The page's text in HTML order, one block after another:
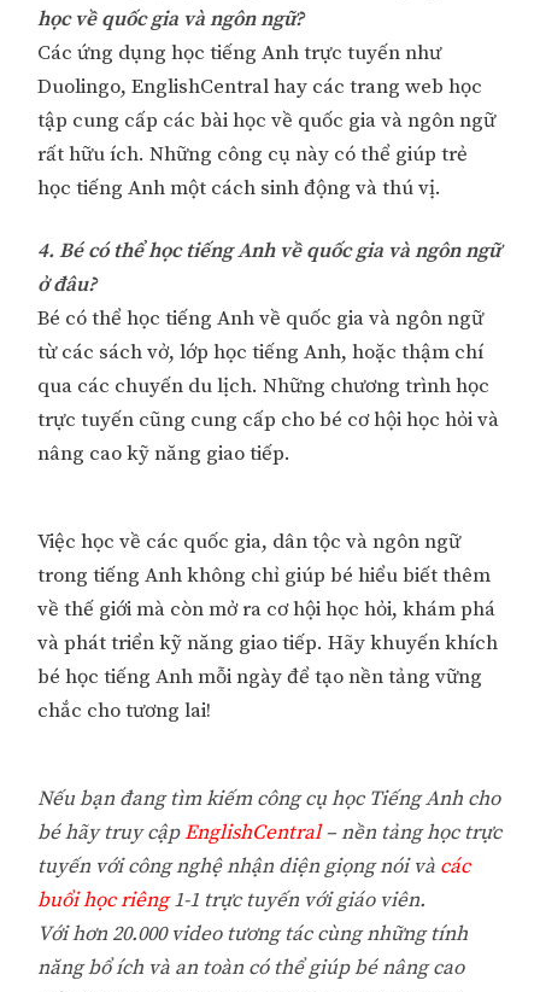
học về quốc gia và ngôn ngữ?
Các ứng dụng học tiếng Anh trực tuyến như
Duolingo, EnglishCentral hay các trang web học
tập cung cấp các bài học về quốc gia và ngôn ngữ
rất hữu ích. Những công cụ này có thể giúp trẻ
học tiếng Anh một cách sinh động và thú vị.
4. Bé có thể học tiếng Anh về quốc gia và ngôn ngữ
ở đâu?
Bé có thể học tiếng Anh về quốc gia và ngôn ngữ
từ các sách vở, lớp học tiếng Anh, hoặc thậm chí
qua các chuyến du lịch. Những chương trình học
trực tuyến cũng cung cấp cho bé cơ hội học hỏi và
nâng cao kỹ năng giao tiếp.
Việc học về các quốc gia, dân tộc và ngôn ngữ
trong tiếng Anh không chỉ giúp bé hiểu biết thêm
về thế giới mà còn mở ra cơ hội học hỏi, khám phá
và phát triển kỹ năng giao tiếp. Hãy khuyến khích
bé học tiếng Anh mỗi ngày để tạo nền tảng vững
chắc cho tương lai!
Nếu bạn đang tìm kiếm công cụ học Tiếng Anh cho
bé hãy truy cậpEnglishCentral– nền tảng học trực
tuyến với công nghệ nhận diện giọng nói và các
buổi học riêng1-1 trực tuyến với giáo viên.
Với hơn 20.000 video tương tác cùng những tính
năng bổ ích và an toàn có thể giúp bé nâng cao